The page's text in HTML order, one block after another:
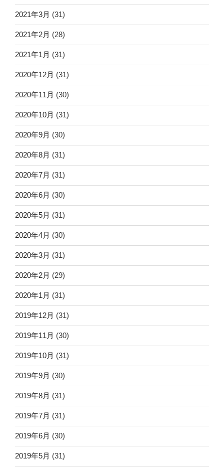
2021年3月 (31)
2021年2月 (28)
2021年1月 (31)
2020年12月 (31)
2020年11月 (30)
2020年10月 (31)
2020年9月 (30)
2020年8月 (31)
2020年7月 (31)
2020年6月 (30)
2020年5月 (31)
2020年4月 (30)
2020年3月 (31)
2020年2月 (29)
2020年1月 (31)
2019年12月 (31)
2019年11月 (30)
2019年10月 (31)
2019年9月 (30)
2019年8月 (31)
2019年7月 (31)
2019年6月 (30)
2019年5月 (31)